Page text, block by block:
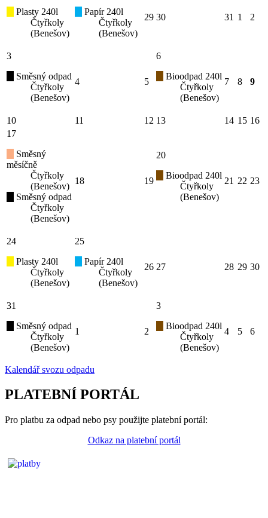
Plasty 240l
Čtyřkoly
(Benešov)
Papír 240l
Čtyřkoly
(Benešov)
29 30 31 1 2
3
Směsný odpad
Čtyřkoly
(Benešov)
4 5
6
Bioodpad 240l
Čtyřkoly
(Benešov)
7 8 9
10 11 12 13 14 15 16
17
Směsný
měsíčně
Čtyřkoly
(Benešov)
Směsný odpad
Čtyřkoly
(Benešov)
18 19
20
Bioodpad 240l
Čtyřkoly
(Benešov)
21 22 23
24
Plasty 240l
Čtyřkoly
(Benešov)
25
Papír 240l
Čtyřkoly
(Benešov)
26 27 28 29 30
31
Směsný odpad
Čtyřkoly
(Benešov)
1 2
3
Bioodpad 240l
Čtyřkoly
(Benešov)
4 5 6
Kalendář svozu odpadu
PLATEBNÍ PORTÁL
Pro platbu za odpad nebo psy použijte platební portál:
Odkaz na platební portál